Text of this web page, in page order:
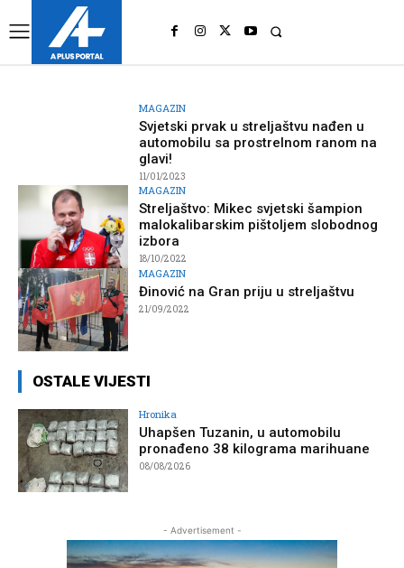
MAGAZIN
Svjetski prvak u streljaštvu nađen u
automobilu sa prostrelnom ranom na
glavi!
11/01/2023
MAGAZIN
Streljaštvo: Mikec svjetski šampion
malokalibarskim pištoljem slobodnog
izbora
18/10/2022
MAGAZIN
Đinović na Gran priju u streljaštvu
21/09/2022
OSTALE VIJESTI
Hronika
Uhapšen Tuzanin, u automobilu
pronađeno 38 kilograma marihuane
08/08/2026
- Advertisement -